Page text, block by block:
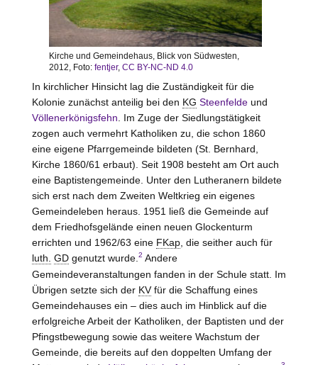
Kirche und Gemeindehaus, Blick von Südwesten,
2012, Foto: fentjer, CC BY-NC-ND 4.0
In kirchlicher Hinsicht lag die Zuständigkeit für die
Kolonie zunächst anteilig bei den KG Steenfeldeund
Völlenerkönigsfehn . Im Zuge der Siedlungstätigkeit
zogen auch vermehrt Katholiken zu, die schon 1860
eine eigene Pfarrgemeinde bildeten (St. Bernhard,
Kirche 1860/61 erbaut). Seit 1908 besteht am Ort auch
eine Baptistengemeinde. Unter den Lutheranern bildete
sich erst nach dem Zweiten Weltkrieg ein eigenes
Gemeindeleben heraus. 1951 ließ die Gemeinde auf
dem Friedhofsgelände einen neuen Glockenturm
errichten und 1962/63 eine FKap, die seither auch für
luth. GDgenutzt wurde. 2 Andere
Gemeindeveranstaltungen fanden in der Schule statt. Im
Übrigen setzte sich der KVfür die Schaffung eines
Gemeindehauses ein – dies auch im Hinblick auf die
erfolgreiche Arbeit der Katholiken, der Baptisten und der
Pfingstbewegung sowie das weitere Wachstum der
Gemeinde, die bereits auf den doppelten Umfang der